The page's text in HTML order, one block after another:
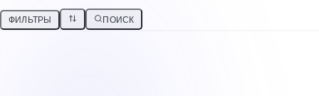
ФИЛЬТРЫ ПОИСК